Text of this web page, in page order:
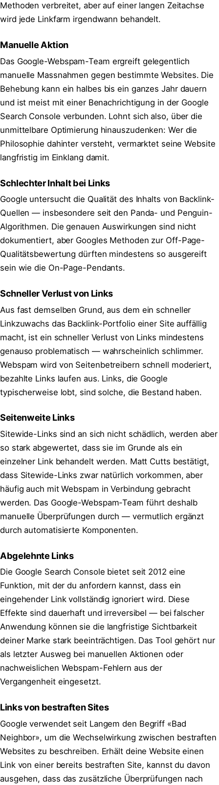
Methoden verbreitet, aber auf einer langen Zeitachse
wird jede Linkfarm irgendwann behandelt.
Manuelle Aktion
Das Google-Webspam-Team ergreift gelegentlich
manuelle Massnahmen gegen bestimmte Websites. Die
Behebung kann ein halbes bis ein ganzes Jahr dauern
und ist meist mit einer Benachrichtigung in der Google
Search Console verbunden. Lohnt sich also, über die
unmittelbare Optimierung hinauszudenken: Wer die
Philosophie dahinter versteht, vermarktet seine Website
langfristig im Einklang damit.
Schlechter Inhalt bei Links
Google untersucht die Qualität des Inhalts von Backlink-
Quellen — insbesondere seit den Panda- und Penguin-
Algorithmen. Die genauen Auswirkungen sind nicht
dokumentiert, aber Googles Methoden zur Off-Page-
Qualitätsbewertung dürften mindestens so ausgereift
sein wie die On-Page-Pendants.
Schneller Verlust von Links
Aus fast demselben Grund, aus dem ein schneller
Linkzuwachs das Backlink-Portfolio einer Site auffällig
macht, ist ein schneller Verlust von Links mindestens
genauso problematisch — wahrscheinlich schlimmer.
Webspam wird von Seitenbetreibern schnell moderiert,
bezahlte Links laufen aus. Links, die Google
typischerweise lobt, sind solche, die Bestand haben.
Seitenweite Links
Sitewide-Links sind an sich nicht schädlich, werden aber
so stark abgewertet, dass sie im Grunde als ein
einzelner Link behandelt werden. Matt Cutts bestätigt,
dass Sitewide-Links zwar natürlich vorkommen, aber
häufig auch mit Webspam in Verbindung gebracht
werden. Das Google-Webspam-Team führt deshalb
manuelle Überprüfungen durch — vermutlich ergänzt
durch automatisierte Komponenten.
Abgelehnte Links
Die Google Search Console bietet seit 2012 eine
Funktion, mit der du anfordern kannst, dass ein
eingehender Link vollständig ignoriert wird. Diese
Effekte sind dauerhaft und irreversibel — bei falscher
Anwendung können sie die langfristige Sichtbarkeit
deiner Marke stark beeinträchtigen. Das Tool gehört nur
als letzter Ausweg bei manuellen Aktionen oder
nachweislichen Webspam-Fehlern aus der
Vergangenheit eingesetzt.
Links von bestraften Sites
Google verwendet seit Langem den Begriff «Bad
Neighbor», um die Wechselwirkung zwischen bestraften
Websites zu beschreiben. Erhält deine Website einen
Link von einer bereits bestraften Site, kannst du davon
ausgehen, dass das zusätzliche Überprüfungen nach